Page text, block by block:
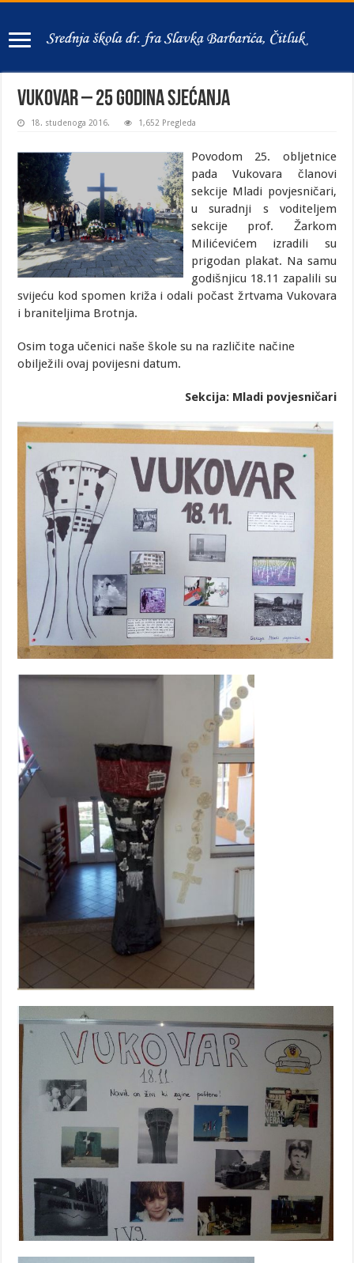
VUKOVAR – 25 godina sjećanja
18. studenoga 2016. 1,652 Pregleda
Povodom 25. obljetnice
pada Vukovara članovi
sekcije Mladi povjesničari,
u suradnji s voditeljem
sekcije prof. Žarkom
Milićevićem izradili su
prigodan plakat. Na samu
godišnjicu 18.11 zapalili su
svijeću kod spomen križa i odali počast žrtvama Vukovara
i braniteljima Brotnja.
Osim toga učenici naše škole su na različite načine
obilježili ovaj povijesni datum.
Sekcija: Mladi povjesničari